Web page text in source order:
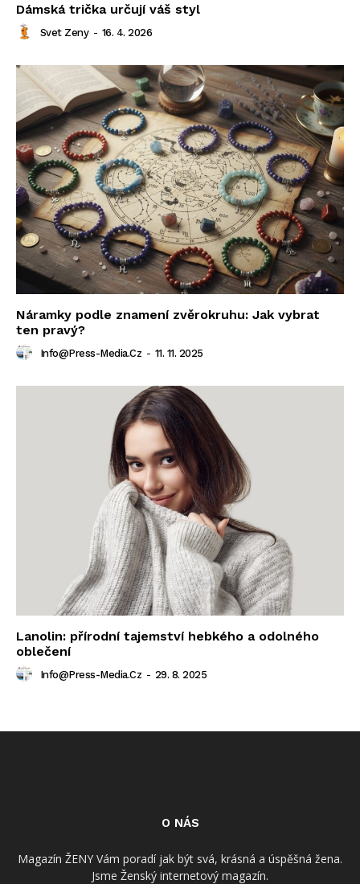
Dámská trička určují váš styl
Svet Zeny - 16. 4. 2026
Náramky podle znamení zvěrokruhu: Jak vybrat
ten pravý?
Info@press-Media.cz - 11. 11. 2025
Lanolin: přírodní tajemství hebkého a odolného
oblečení
Info@press-Media.cz - 29. 8. 2025
O NÁS
Magazín ŽENY Vám poradí jak být svá, krásná a úspěšná žena.
Jsme Ženský internetový magazín.